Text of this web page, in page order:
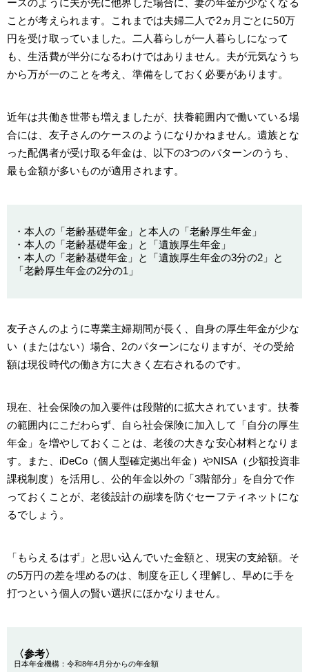
ことが考えられます。これまでは夫婦二人で2ヵ月ごとに50万
円を受け取っていました。二人暮らしが一人暮らしになって
も、生活費が半分になるわけではありません。夫が元気なうち
から万が一のことを考え、準備をしておく必要があります。
近年は共働き世帯も増えましたが、扶養範囲内で働いている場
合には、友子さんのケースのようになりかねません。遺族とな
った配偶者が受け取る年金は、以下の3つのパターンのうち、
最も金額が多いものが適用されます。
・本人の「老齢基礎年金」と本人の「老齢厚生年金」
・本人の「老齢基礎年金」と「遺族厚生年金」
・本人の「老齢基礎年金」と「遺族厚生年金の3分の2」と
「老齢厚生年金の2分の1」
友子さんのように専業主婦期間が長く、自身の厚生年金が少な
い（またはない）場合、2のパターンになりますが、その受給
額は現役時代の働き方に大きく左右されるのです。
現在、社会保険の加入要件は段階的に拡大されています。扶養
の範囲内にこだわらず、自ら社会保険に加入して「自分の厚生
年金」を増やしておくことは、老後の大きな安心材料となりま
す。また、iDeCo（個人型確定拠出年金）やNISA（少額投資非
課税制度）を活用し、公的年金以外の「3階部分」を自分で作
っておくことが、老後設計の崩壊を防ぐセーフティネットにな
るでしょう。
「もらえるはず」と思い込んでいた金額と、現実の支給額。そ
の5万円の差を埋めるのは、制度を正しく理解し、早めに手を
打つという個人の賢い選択にほかなりません。
〈参考〉
日本年金機構：令和8年4月分からの年金額